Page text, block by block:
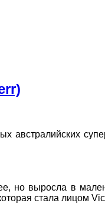
австралийских
но выросла в
стала лицом